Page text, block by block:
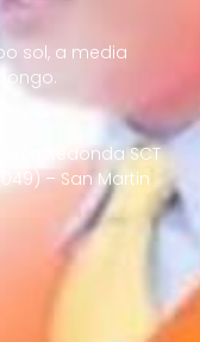
sol, a media
Redonda SCT
– San Martin